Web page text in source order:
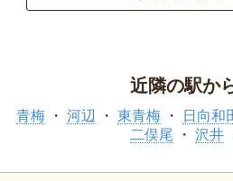
近隣の駅か
青梅 河辺 東青梅 日向和
二俣尾
沢井